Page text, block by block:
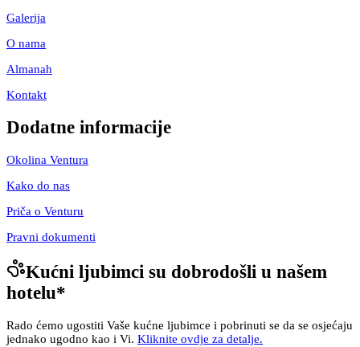
Galerija
O nama
Almanah
Kontakt
Dodatne informacije
Okolina Ventura
Kako do nas
Priča o Venturu
Pravni dokumenti
Kućni ljubimci su dobrodošli u našem
hotelu*
Rado ćemo ugostiti Vaše kućne ljubimce i pobrinuti se da se osjećaju
jednako ugodno kao i Vi. Kliknite ovdje za detalje.